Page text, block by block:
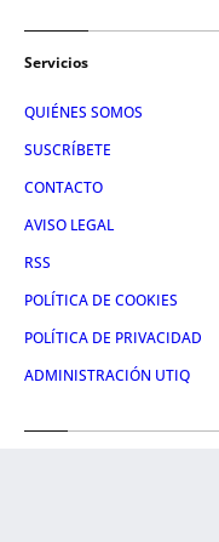
Servicios
QUIÉNES SOMOS
SUSCRÍBETE
CONTACTO
AVISO LEGAL
RSS
POLÍTICA DE COOKIES
POLÍTICA DE PRIVACIDAD
ADMINISTRACIÓN UTIQ